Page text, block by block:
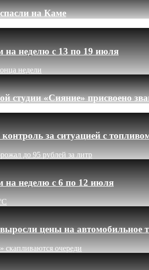
на Каме
на неделю с 13 по 19 июля
недели
студии «Сияние» присвоено
за ситуацией с
до 95 рублей за литр
на неделю с 6 по 12 июля
цены на автомобильное
скапливаются очереди